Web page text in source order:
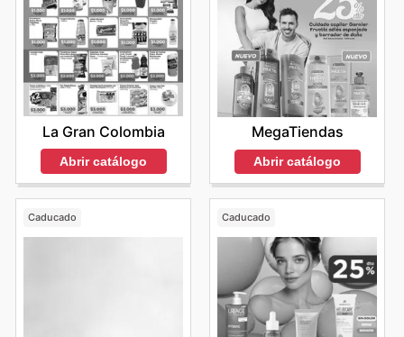
La Gran Colombia
Abrir catálogo
MegaTiendas
Abrir catálogo
Caducado Caducado